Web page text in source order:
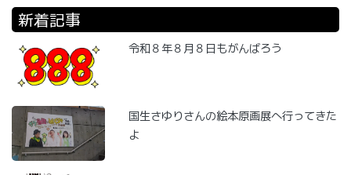
新着記事
令和８年８月８日もがんばろう
国生さゆりさんの絵本原画展へ行ってきた
よ